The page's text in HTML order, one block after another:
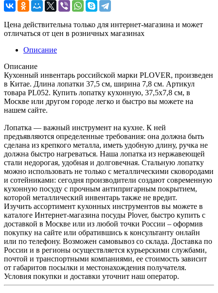
Цена действительна только для интернет-магазина и может
отличаться от цен в розничных магазинах
Описание
Описание
Кухонный инвентарь российской марки PLOVER, произведен
в Китае. Длина лопатки 37,5 см, ширина 7,8 см. Артикул
товара PL052. Купить лопатку кухонную, 37,5х7,8 см, в
Москве или другом городе легко и быстро вы можете на
нашем сайте.
Лопатка — важный инструмент на кухне. К ней
предъявляются определенные требования: она должна быть
сделана из крепкого металла, иметь удобную длину, ручка не
должна быстро нагреваться. Наша лопатка из нержавеющей
стали недорогая, удобная и долговечная. Стальную лопатку
можно использовать не только с металлическими сковородами
и сотейниками: сегодня производители создают современную
кухонную посуду с прочным антипригарным покрытием,
которой металлический инвентарь также не вредит.
Изучить ассортимент кухонных инструментов вы можете в
каталоге Интернет-магазина посуды Plover, быстро купить с
доставкой в Москве или из любой точки России – оформив
покупку на сайте или обратившись к консультанту онлайн
или по телефону. Возможен самовывоз со склада. Доставка по
России и в регионы осуществляется курьерскими службами,
почтой и транспортными компаниями, ее стоимость зависит
от габаритов посылки и местонахождения получателя.
Условия покупки и доставки уточнит наш оператор.